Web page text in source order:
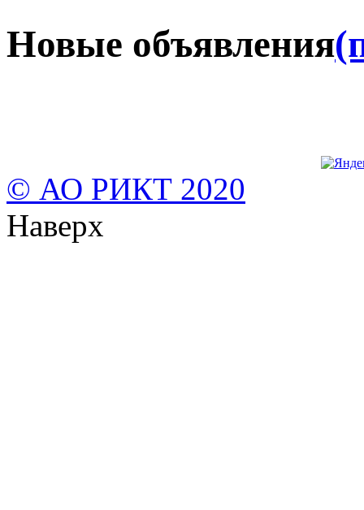
Новые объявления
© АО РИКТ 2020
Наверх